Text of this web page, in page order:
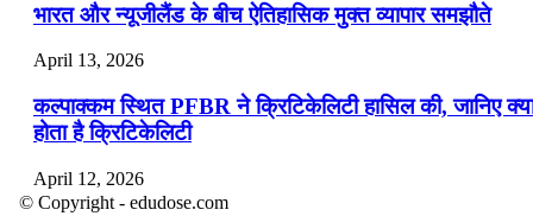
भारत और न्यूजीलैंड के बीच ऐतिहासिक मुक्त व्यापार समझौते
April 13, 2026
कल्पाक्कम स्थित PFBR ने क्रिटिकेलिटी हासिल की, जानिए
होता है क्रिटिकेलिटी
April 12, 2026
© Copyright - edudose.com